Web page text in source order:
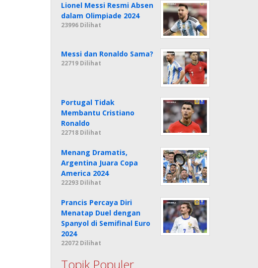
Lionel Messi Resmi Absen
dalam Olimpiade 2024
23996 Dilihat
Messi dan Ronaldo Sama?
22719 Dilihat
Portugal Tidak
Membantu Cristiano
Ronaldo
22718 Dilihat
Menang Dramatis,
Argentina Juara Copa
America 2024
22293 Dilihat
Prancis Percaya Diri
Menatap Duel dengan
Spanyol di Semifinal Euro
2024
22072 Dilihat
Topik Populer